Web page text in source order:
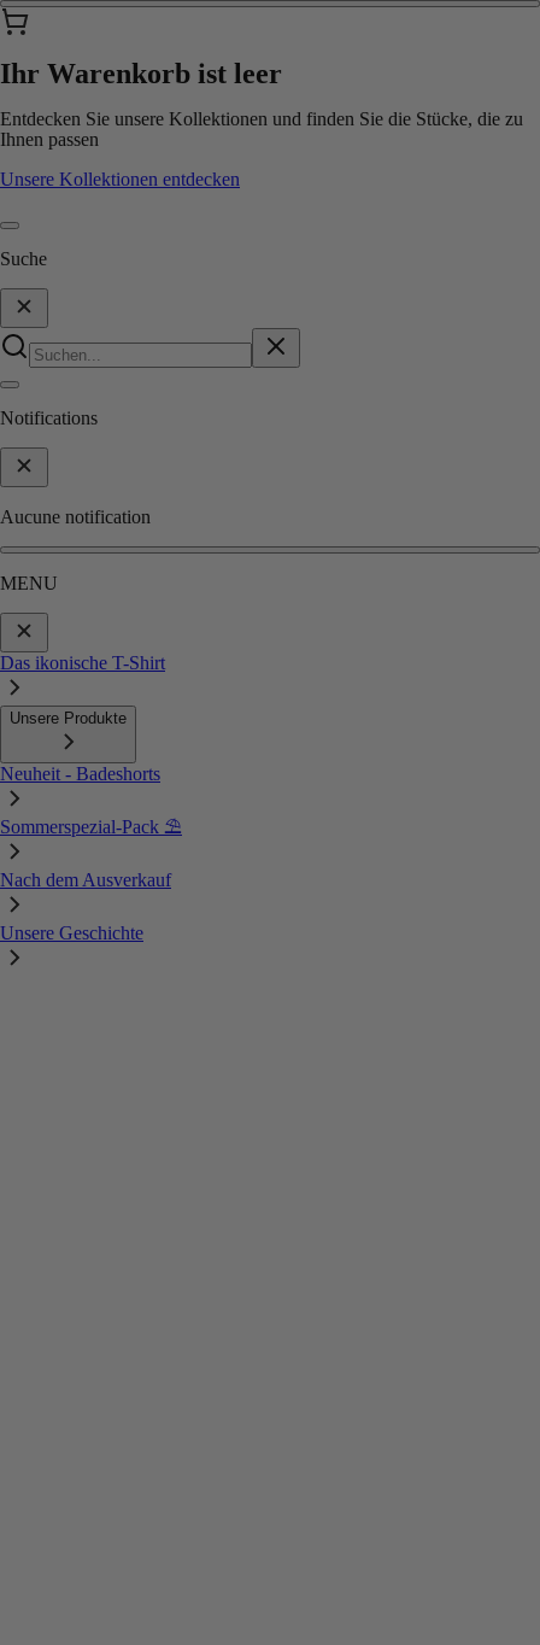
Ihr Warenkorb ist leer
Entdecken Sie unsere Kollektionen und finden Sie die Stücke, die zu
Ihnen passen
Unsere Kollektionen entdecken
Suche
Notifications
Aucune notification
MENU
Das ikonische T-Shirt
Unsere Produkte
Neuheit - Badeshorts
Sommerspezial-Pack ⛱️
Nach dem Ausverkauf
Unsere Geschichte